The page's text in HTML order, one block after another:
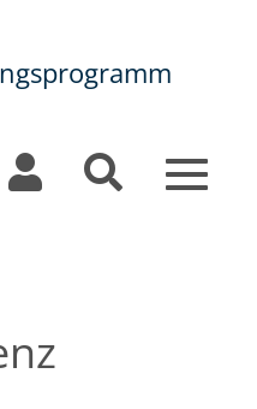
Toggle